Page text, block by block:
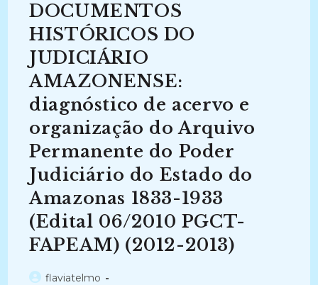
RIO
GRANDE
(JFRG)
E
A
UNIVERSIDADE
DO
RIO
GRANDE
(FURG)
(2018-
2023)
DOCUMENTOS
HISTÓRICOS DO
JUDICIÁRIO
AMAZONENSE:
diagnóstico de acervo e
organização do Arquivo
Permanente do Poder
Judiciário do Estado do
Amazonas 1833-1933
(Edital 06/2010 PGCT-
FAPEAM) (2012-2013)
Autorflaviatelmo